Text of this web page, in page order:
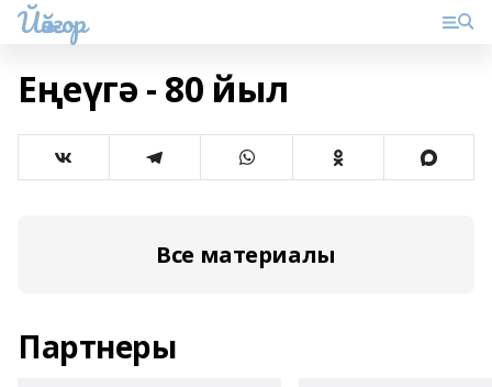
Йәйғор
Еңеүгә - 80 йыл
Все материалы
Партнеры